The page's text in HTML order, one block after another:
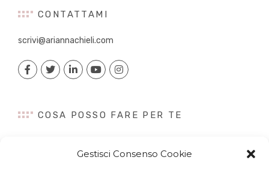
Gestisci Consenso Cookie
CONTATTAMI
scrivi@ariannachieli.com
COSA POSSO FARE PER TE
Content Creation